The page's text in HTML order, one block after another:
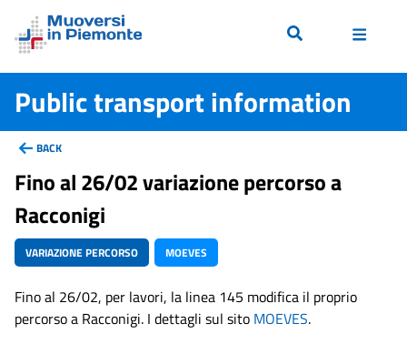
Public transport information
BACK
Fino al 26/02 variazione percorso a
Racconigi
VARIAZIONE PERCORSO MOEVES
Fino al 26/02, per lavori, la linea 145 modifica il proprio
percorso a Racconigi. I dettagli sul sito MOEVES.